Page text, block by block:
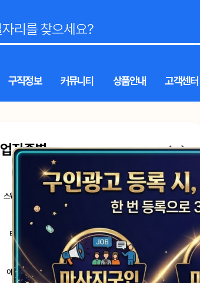
전국 마사지구인구직 스웨디시 아로
구직정보 커뮤니티 상품안내 고객센터
업직종별
스웨디시마사지
타이마사지
아로마마사지
스포츠마사지
발마사지
피부관리
카운터관리
토탈샵관리
1인샵
경락